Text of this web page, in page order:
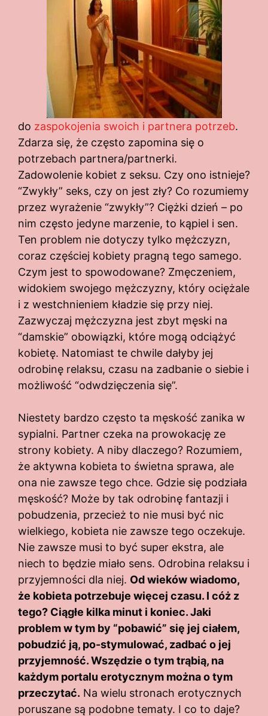
do zaspokojenia swoich i partnera potrzeb.
Zdarza się, że często zapomina się o
potrzebach partnera/partnerki.
Zadowolenie kobiet z seksu. Czy ono istnieje?
“Zwykły” seks, czy on jest zły? Co rozumiemy
przez wyrażenie “zwykły”? Ciężki dzień – po
nim często jedyne marzenie, to kąpiel i sen.
Ten problem nie dotyczy tylko mężczyzn,
coraz częściej kobiety pragną tego samego.
Czym jest to spowodowane? Zmęczeniem,
widokiem swojego mężczyzny, który ociężale
i z westchnieniem kładzie się przy niej.
Zazwyczaj mężczyzna jest zbyt męski na
“damskie” obowiązki, które mogą odciążyć
kobietę. Natomiast te chwile dałyby jej
odrobinę relaksu, czasu na zadbanie o siebie i
możliwość “odwdzięczenia się”.
Niestety bardzo często ta męskość zanika w
sypialni. Partner czeka na prowokację ze
strony kobiety. A niby dlaczego? Rozumiem,
że aktywna kobieta to świetna sprawa, ale
ona nie zawsze tego chce. Gdzie się podziała
męskość? Może by tak odrobinę fantazji i
pobudzenia, przecież to nie musi być nic
wielkiego, kobieta nie zawsze tego oczekuje.
Nie zawsze musi to być super ekstra, ale
niech to będzie miało sens. Odrobina relaksu i
przyjemności dla niej. Od wieków wiadomo,
że kobieta potrzebuje więcej czasu. I cóż z
tego? Ciągłe kilka minut i koniec. Jaki
problem w tym by “pobawić” się jej ciałem,
pobudzić ją, po-stymulować, zadbać o jej
przyjemność. Wszędzie o tym trąbią, na
każdym portalu erotycznym można o tym
przeczytać. Na wielu stronach erotycznych
poruszane są podobne tematy. I co to daje?